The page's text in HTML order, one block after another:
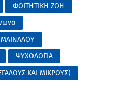
ΦΟΙΤΗΤΙΚΗ ΖΩΗ
ΨΥΧΟΛΟΓΙΑ
ΚΑΙ ΜΙΚΡΟΥΣ)